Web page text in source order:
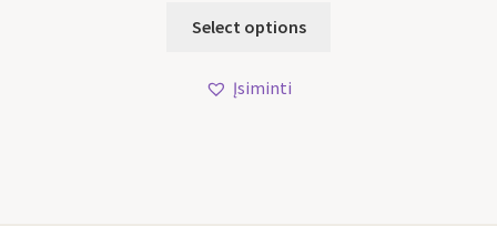
Select options
Įsiminti